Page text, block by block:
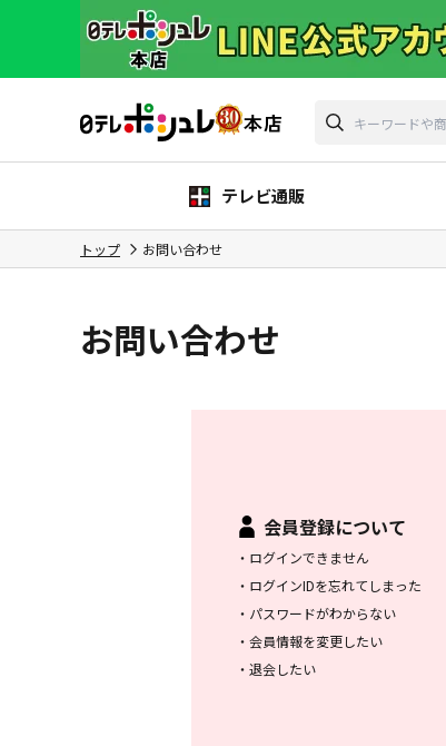
テレビ通販
トップ お問い合わせ
お問い合わせ
会員登録について
・ ログインできません
・ ログインIDを忘れてしまった
・ パスワードがわからない
・ 会員情報を変更したい
・ 退会したい